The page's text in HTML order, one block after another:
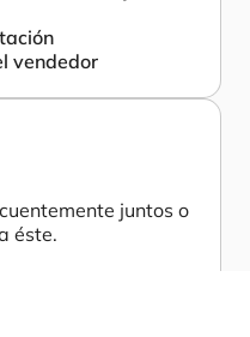
vendedor
juntos o
éste.